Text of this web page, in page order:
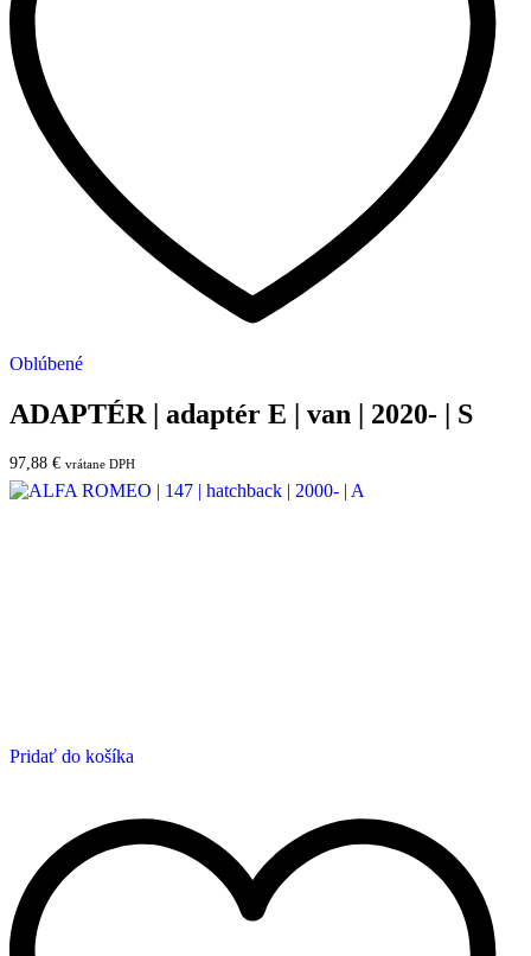
Oblúbené
ADAPTÉR | adaptér E | van | 2020- | S
97,88 € vrátane DPH
Pridať do košíka